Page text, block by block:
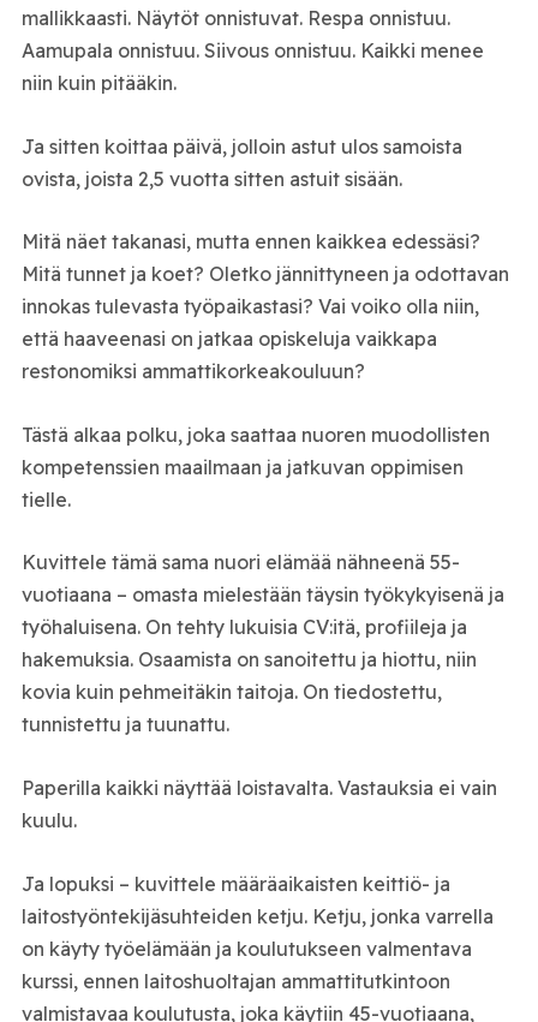
mallikkaasti. Näytöt onnistuvat. Respa onnistuu.
Aamupala onnistuu. Siivous onnistuu. Kaikki menee
niin kuin pitääkin.
Ja sitten koittaa päivä, jolloin astut ulos samoista
ovista, joista 2,5 vuotta sitten astuit sisään.
Mitä näet takanasi, mutta ennen kaikkea edessäsi?
Mitä tunnet ja koet? Oletko jännittyneen ja odottavan
innokas tulevasta työpaikastasi? Vai voiko olla niin,
että haaveenasi on jatkaa opiskeluja vaikkapa
restonomiksi ammattikorkeakouluun?
Tästä alkaa polku, joka saattaa nuoren muodollisten
kompetenssien maailmaan ja jatkuvan oppimisen
tielle.
Kuvittele tämä sama nuori elämää nähneenä 55-
vuotiaana – omasta mielestään täysin työkykyisenä ja
työhaluisena. On tehty lukuisia CV:itä, profiileja ja
hakemuksia. Osaamista on sanoitettu ja hiottu, niin
kovia kuin pehmeitäkin taitoja. On tiedostettu,
tunnistettu ja tuunattu.
Paperilla kaikki näyttää loistavalta. Vastauksia ei vain
kuulu.
Ja lopuksi – kuvittele määräaikaisten keittiö- ja
laitostyöntekijäsuhteiden ketju. Ketju, jonka varrella
on käyty työelämään ja koulutukseen valmentava
kurssi, ennen laitoshuoltajan ammattitutkintoon
valmistavaa koulutusta, joka käytiin 45-vuotiaana,